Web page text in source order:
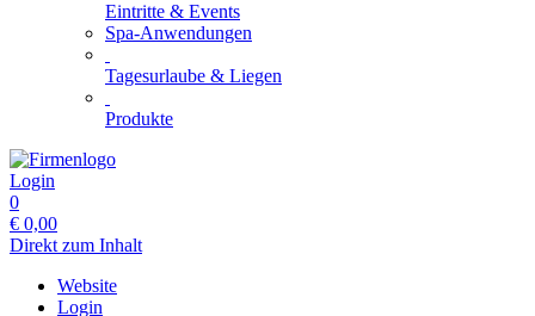
Eintritte & Events
Spa-Anwendungen
Tagesurlaube & Liegen
Produkte
Login
0
€ 0,00
Direkt zum Inhalt
Website
Login